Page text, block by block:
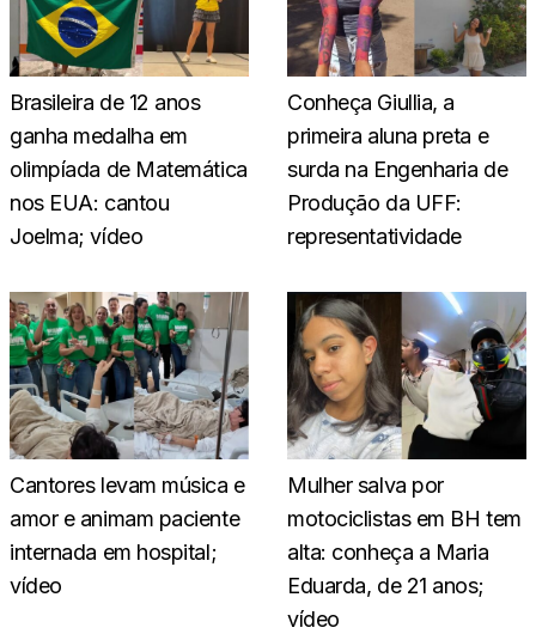
Brasileira de 12 anos
ganha medalha em
olimpíada de Matemática
nos EUA: cantou
Joelma; vídeo
Conheça Giullia, a
primeira aluna preta e
surda na Engenharia de
Produção da UFF:
representatividade
Cantores levam música e
amor e animam paciente
internada em hospital;
vídeo
Mulher salva por
motociclistas em BH tem
alta: conheça a Maria
Eduarda, de 21 anos;
vídeo